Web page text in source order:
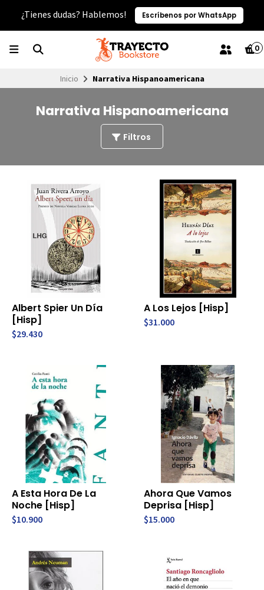
¿Tienes dudas? Hablemos! Escríbenos por WhatsApp
0
Inicio Narrativa Hispanoamericana
Narrativa Hispanoamericana
Filtros
Albert Spier Un Día
[Hisp]
$29.430
A Los Lejos [Hisp]
$31.000
A Esta Hora De La
Noche [Hisp]
$10.900
Ahora Que Vamos
Deprisa [Hisp]
$15.000